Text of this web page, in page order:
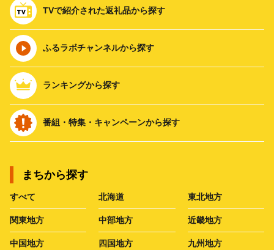
TVで紹介された返礼品から探す
ふるラボチャンネルから探す
ランキングから探す
番組・特集・キャンペーンから探す
まちから探す
すべて 北海道 東北地方
関東地方 中部地方 近畿地方
中国地方 四国地方 九州地方